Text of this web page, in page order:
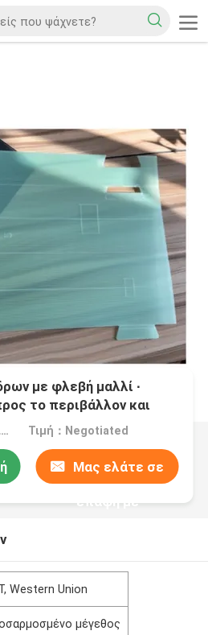
με φλεβή μαλλί ∙
το περιβάλλον και
προστασία για τα νεαρά
την παρασυρόμενη
και τα ζώα που ψάχνουν
μεγέθη και
MOQ：500 φωτογραφίες Τιμή：Negotiated
Μας ελάτε σε
επαφή με
Western Union
μέγεθος